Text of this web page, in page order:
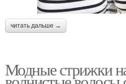
читать дальше →
Модные стрижки